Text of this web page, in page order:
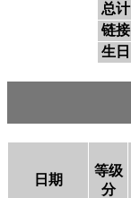
总计
链接
生日
日期
等级
分